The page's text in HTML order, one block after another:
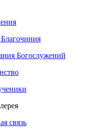
Богослужений
связь